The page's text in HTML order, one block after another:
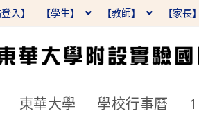
入】 【學生】 【教師】 【家長】
東華大學 學校行事曆